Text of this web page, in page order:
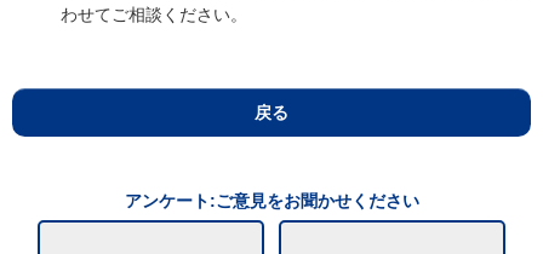
わせてご相談ください。
戻る
アンケート:ご意見をお聞かせください